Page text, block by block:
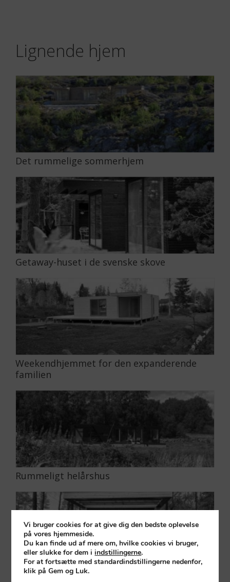
Lignende hjem
Det rummelige sommerhjem
Getaway-huset i de svenske skove
Weekendhjemmet for den expanderende
familien
Rummeligt helårshus
Badehuset
Vi bruger cookies for at give dig den bedste oplevelse
på vores hjemmeside.
Du kan finde ud af mere om, hvilke cookies vi bruger,
eller slukke for dem iindstillingerne.
For at fortsætte med standardindstillingerne nedenfor,
klik på Gem og Luk.